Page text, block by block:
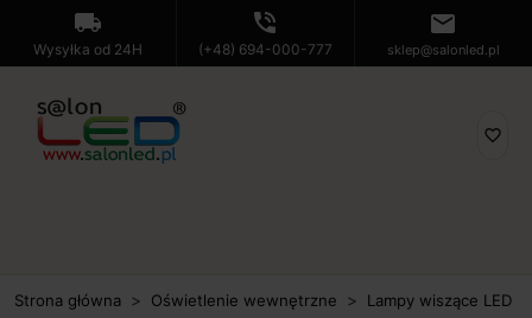
local_shipping
Wysyłka od 24H
phone_in_talk
(+48) 694-000-777
mail
sklep@salonled.pl
favorite_border
Strona główna Oświetlenie wewnętrzne Lampy wiszące LED